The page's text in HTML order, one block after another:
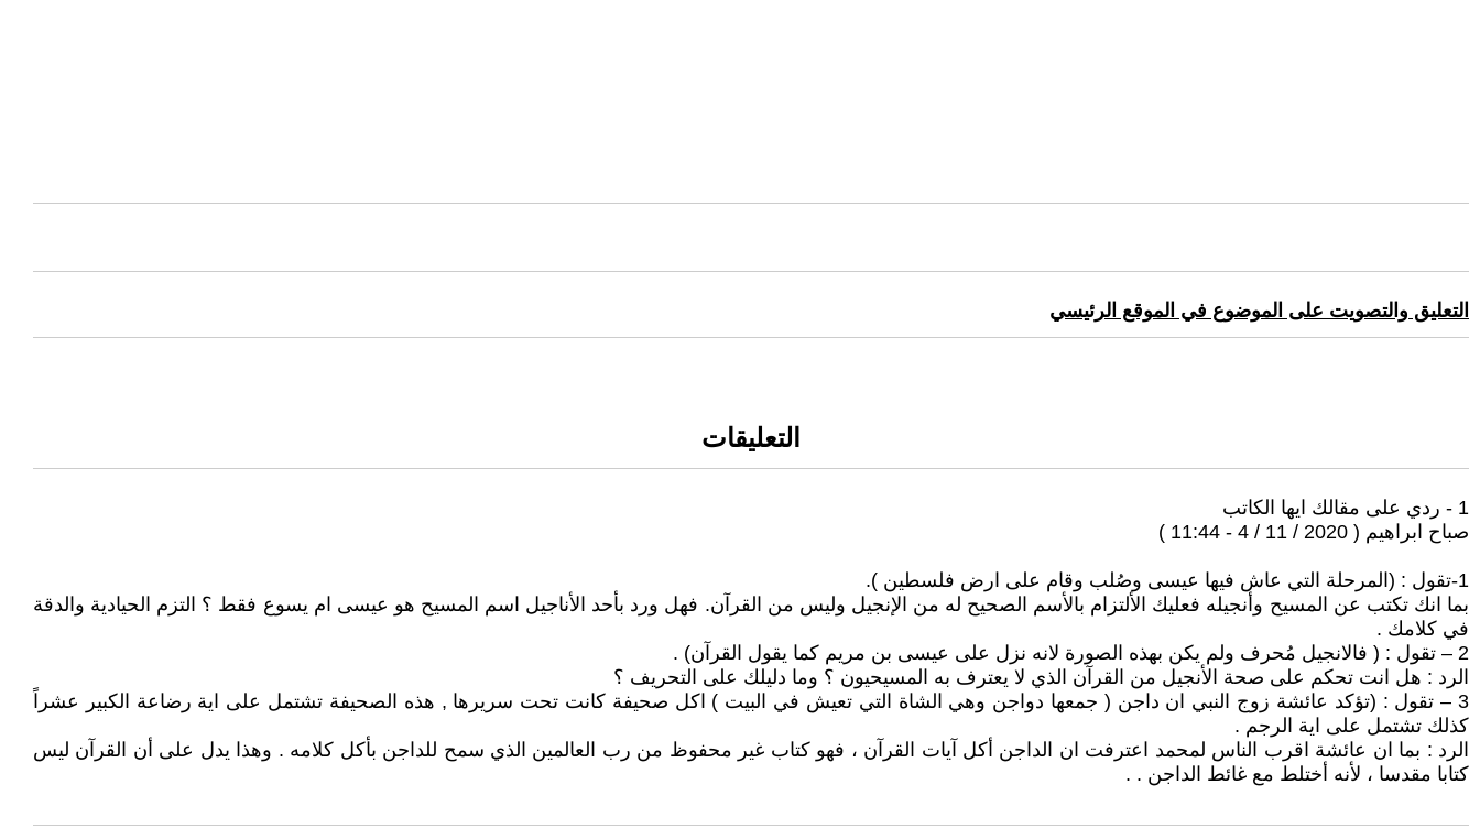
التعليق والتصويت على الموضوع في الموقع الرئيسي
التعليقات
1 - ردي على مقالك ايها الكاتب
صباح ابراهيم ( 2020 / 11 / 4 - 11:44 )
1-تقول : (المرحلة التي عاش فيها عيسى وصُلب وقام على ارض فلسطين ).
بما انك تكتب عن المسيح وأنجيله فعليك الألتزام بالأسم الصحيح له من الإنجيل وليس من القرآن. فهل ورد بأحد الأناجيل اسم المسيح هو عيسى ام يسوع فقط ؟ التزم الحيادية والدقة
في كلامك .
2 – تقول : ( فالانجيل مُحرف ولم يكن بهذه الصورة لانه نزل على عيسى بن مريم كما يقول القرآن) .
الرد : هل انت تحكم على صحة الأنجيل من القرآن الذي لا يعترف به المسيحيون ؟ وما دليلك على التحريف ؟
3 – تقول : (تؤكد عائشة زوج النبي ان داجن ( جمعها دواجن وهي الشاة التي تعيش في البيت ) اكل صحيفة كانت تحت سريرها , هذه الصحيفة تشتمل على اية رضاعة الكبير عشراً
كذلك تشتمل على اية الرجم .
الرد : بما ان عائشة اقرب الناس لمحمد اعترفت ان الداجن أكل آيات القرآن ، فهو كتاب غير محفوظ من رب العالمين الذي سمح للداجن بأكل كلامه . وهذا يدل على أن القرآن ليس
كتابا مقدسا ، لأنه أختلط مع غائط الداجن . .